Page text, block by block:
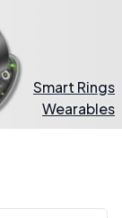
Smart Rings
Wearables